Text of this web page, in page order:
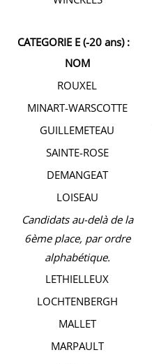
CATEGORIE E (-20 ans) :
NOM
ROUXEL
MINART-WARSCOTTE
GUILLEMETEAU
SAINTE-ROSE
DEMANGEAT
LOISEAU
Candidats au-delà de la
6ème place, par ordre
alphabétique.
LETHIELLEUX
LOCHTENBERGH
MALLET
MARPAULT